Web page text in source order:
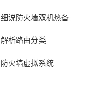
细说防火墙双机热备
解析路由分类
防火墙虚拟系统